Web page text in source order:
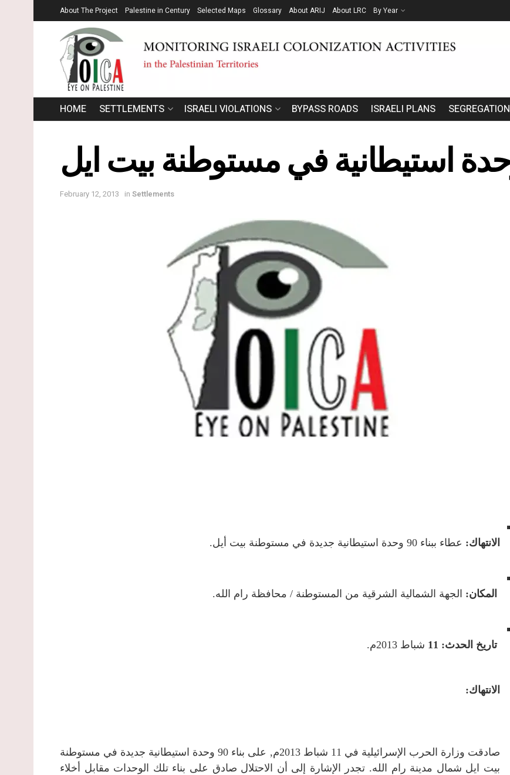
About The Project Palestine in Century Selected Maps Glossary About ARIJ About LRC By Year
HOME SETTLEMENTS ISRAELI VIOLATIONS BYPASS ROADS ISRAELI PLANS SEGREGATION
February 12, 2013 in Settlements
الانتهاك: عطاء ببناء 90 وحدة استيطانية جديدة في مستوطنة بيت أيل.
المكان: الجهة الشمالية الشرقية من المستوطنة / محافظة رام الله.
تاريخ الحدث: 11 شباط 2013م.
الانتهاك:
صادقت وزارة الحرب الإسرائيلية في 11 شباط 2013م, على بناء 90 وحدة استيطانية جديدة في مستوطنة
بيت ايل شمال مدينة رام الله. تجدر الإشارة إلى أن الاحتلال صادق على بناء تلك الوحدات مقابل أخلاء